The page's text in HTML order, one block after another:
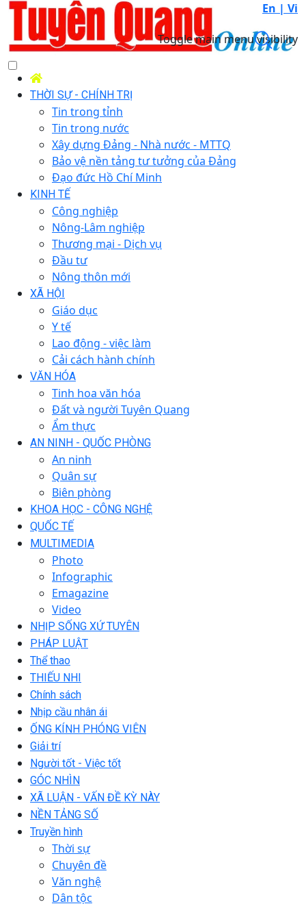
En | Vi
Toggle main menu visibility
THỜI SỰ - CHÍNH TRỊ
Tin trong tỉnh
Tin trong nước
Xây dựng Đảng - Nhà nước - MTTQ
Bảo vệ nền tảng tư tưởng của Đảng
Đạo đức Hồ Chí Minh
KINH TẾ
Công nghiệp
Nông-Lâm nghiệp
Thương mại - Dịch vụ
Đầu tư
Nông thôn mới
XÃ HỘI
Giáo dục
Y tế
Lao động - việc làm
Cải cách hành chính
VĂN HÓA
Tinh hoa văn hóa
Đất và người Tuyên Quang
Ẩm thực
AN NINH - QUỐC PHÒNG
An ninh
Quân sự
Biên phòng
KHOA HỌC - CÔNG NGHỆ
QUỐC TẾ
MULTIMEDIA
Photo
Infographic
Emagazine
Video
NHỊP SỐNG XỨ TUYÊN
PHÁP LUẬT
Thể thao
THIẾU NHI
Chính sách
Nhịp cầu nhân ái
ỐNG KÍNH PHÓNG VIÊN
Giải trí
Người tốt - Việc tốt
GÓC NHÌN
XÃ LUẬN - VẤN ĐỀ KỲ NÀY
NỀN TẢNG SỐ
Truyền hình
Thời sự
Chuyên đề
Văn nghệ
Dân tộc